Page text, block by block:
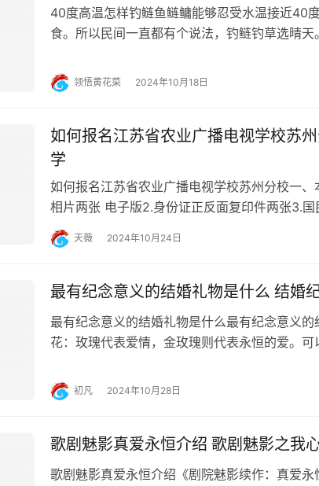
40度高温怎样钓鲢鱼鲢鳙能够忍受水温接近40
食。所以民间一直都有个说法，钓鲢钓草选晴
搭配三伏天钓鲢鳙，首先晴好天气，微风为宜，
鳙。钓鲢鳙，以选择较大的水
领悟黄花菜 2024年10月18日
如何报名江苏省农业广播电视学校苏
学
如何报名江苏省农业广播电视学校苏州分校一
相片两张 电子版2.身份证正反面复印件两张3.
中国高等教育学历认证中心认证报告或教育部学
科报名材料专科报名须年满17周岁1.免冠小一寸
天薇 2024年10月24日
最有纪念意义的结婚礼物是什么 结婚
最有纪念意义的结婚礼物是什么最有纪念意义
花：玫瑰代表爱情，金玫瑰则代表永恒的爱。
如项链、手链或戒指等，可以在上面刻上新人的
意义的文字。定制照片画册：可以
初凡 2024年10月28日
歌剧魅影真爱永恒介绍 歌剧魅影之我
歌剧魅影真爱永恒介绍《剧院魅影续作：真爱永